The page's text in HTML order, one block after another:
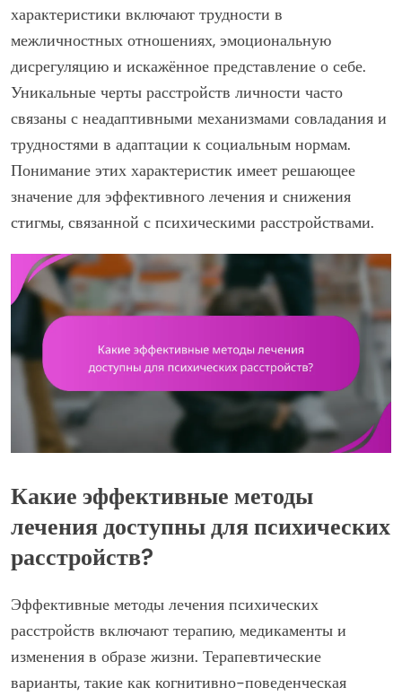
характеристики включают трудности в
межличностных отношениях, эмоциональную
дисрегуляцию и искажённое представление о себе.
Уникальные черты расстройств личности часто
связаны с неадаптивными механизмами совладания и
трудностями в адаптации к социальным нормам.
Понимание этих характеристик имеет решающее
значение для эффективного лечения и снижения
стигмы, связанной с психическими расстройствами.
Какие эффективные методы
лечения доступны для психических
расстройств?
Эффективные методы лечения психических
расстройств включают терапию, медикаменты и
изменения в образе жизни. Терапевтические
варианты, такие как когнитивно-поведенческая